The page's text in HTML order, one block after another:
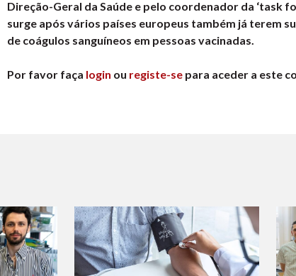
Direção-Geral da Saúde e pelo coordenador da ‘task
surge após vários países europeus também já terem
de coágulos sanguíneos em pessoas vacinadas.
Por favor faça login ou registe-se para aceder a este